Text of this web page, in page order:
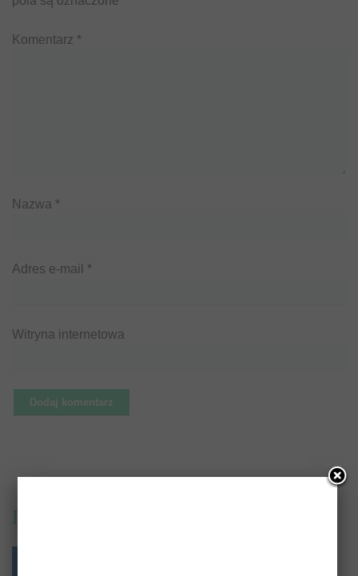
Komentarz *
Nazwa *
Adres e-mail *
Witryna internetowa
PrzeczytajTo.pl na: